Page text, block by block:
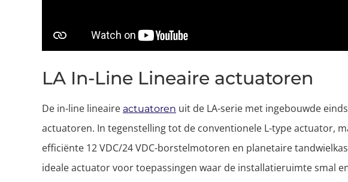
LA In-Line Lineaire actuatoren
De in-line lineaire actuatoren uit de LA-serie met ingebouwde
actuatoren. In tegenstelling tot de conventionele L-type actuator,
efficiënte 12 VDC/24 VDC-borstelmotoren en planetaire
ideale actuator voor toepassingen waar de installatieruimte smal